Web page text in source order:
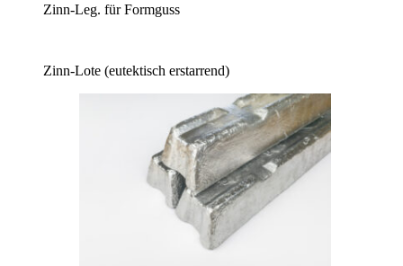
Zinn-Leg. für Formguss
Zinn-Lote (eutektisch erstarrend)